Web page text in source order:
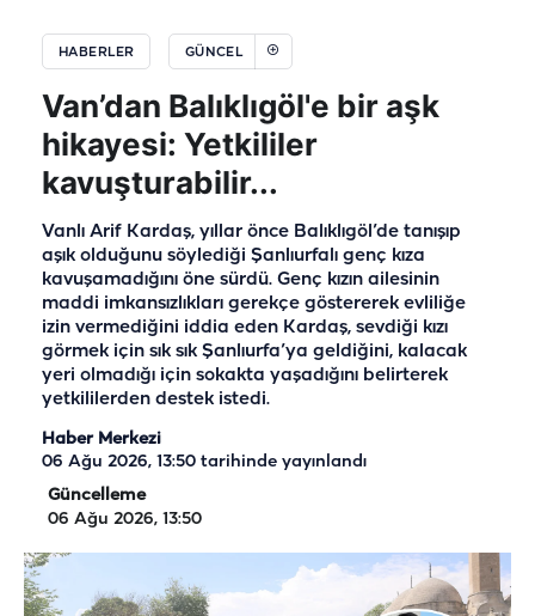
HABERLER GÜNCEL
Van’dan Balıklıgöl'e bir aşk
hikayesi: Yetkililer
kavuşturabilir...
Vanlı Arif Kardaş, yıllar önce Balıklıgöl’de tanışıp
aşık olduğunu söylediği Şanlıurfalı genç kıza
kavuşamadığını öne sürdü. Genç kızın ailesinin
maddi imkansızlıkları gerekçe göstererek evliliğe
izin vermediğini iddia eden Kardaş, sevdiği kızı
görmek için sık sık Şanlıurfa’ya geldiğini, kalacak
yeri olmadığı için sokakta yaşadığını belirterek
yetkililerden destek istedi.
Haber Merkezi
06 Ağu 2026, 13:50 tarihinde yayınlandı
Güncelleme
06 Ağu 2026, 13:50